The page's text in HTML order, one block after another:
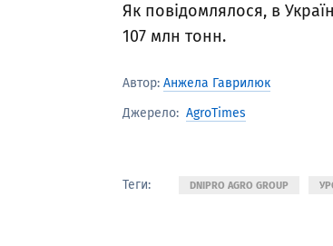
Як повідомлялося, в
107 млн тонн.
Автор: Анжела Гаврилюк
Джерело: AgroTimes
Теги: DNIPRO AGRO GROUP